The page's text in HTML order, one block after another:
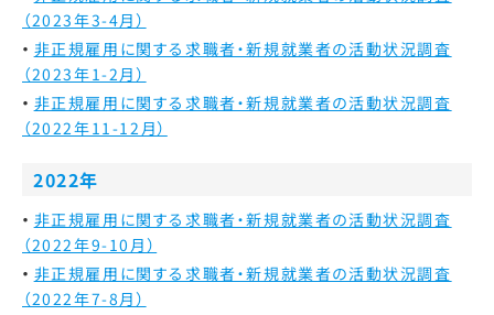
（2023年3-4月）
非正規雇用に関する求職者・新規就業者の活動状況調査
（2023年1-2月）
非正規雇用に関する求職者・新規就業者の活動状況調査
（2022年11-12月）
2022年
非正規雇用に関する求職者・新規就業者の活動状況調査
（2022年9-10月）
非正規雇用に関する求職者・新規就業者の活動状況調査
（2022年7-8月）